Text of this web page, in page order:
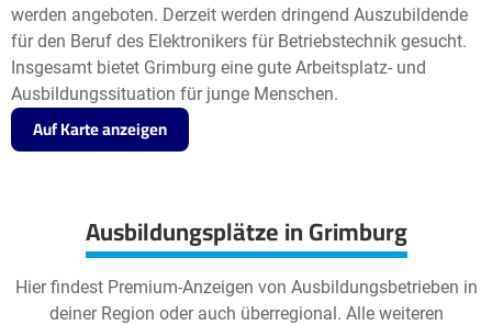
werden angeboten. Derzeit werden dringend Auszubildende
für den Beruf des Elektronikers für Betriebstechnik gesucht.
Insgesamt bietet Grimburg eine gute Arbeitsplatz- und
Ausbildungssituation für junge Menschen.
Auf Karte anzeigen
Ausbildungsplätze in Grimburg
Hier findest Premium-Anzeigen von Ausbildungsbetrieben in
deiner Region oder auch überregional. Alle weiteren